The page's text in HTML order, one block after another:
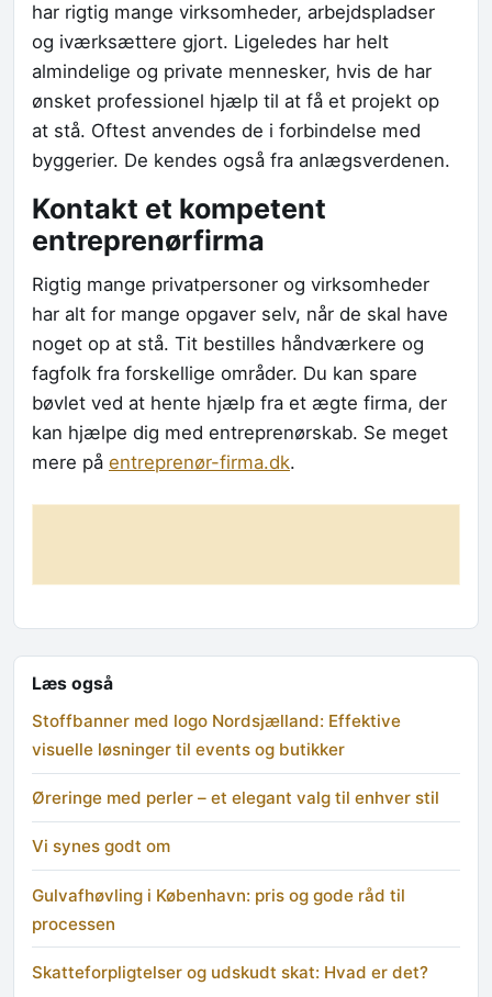
har rigtig mange virksomheder, arbejdspladser
og iværksættere gjort. Ligeledes har helt
almindelige og private mennesker, hvis de har
ønsket professionel hjælp til at få et projekt op
at stå. Oftest anvendes de i forbindelse med
byggerier. De kendes også fra anlægsverdenen.
Kontakt et kompetent
entreprenørfirma
Rigtig mange privatpersoner og virksomheder
har alt for mange opgaver selv, når de skal have
noget op at stå. Tit bestilles håndværkere og
fagfolk fra forskellige områder. Du kan spare
bøvlet ved at hente hjælp fra et ægte firma, der
kan hjælpe dig med entreprenørskab. Se meget
mere på ​​ entreprenør-firma.dk.
Læs også
Stoffbanner med logo Nordsjælland: Effektive
visuelle løsninger til events og butikker
Øreringe med perler – et elegant valg til enhver stil
Vi synes godt om
Gulvafhøvling i København: pris og gode råd til
processen
Skatteforpligtelser og udskudt skat: Hvad er det?